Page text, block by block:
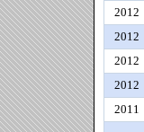
2012
2012
2012
2012
2011